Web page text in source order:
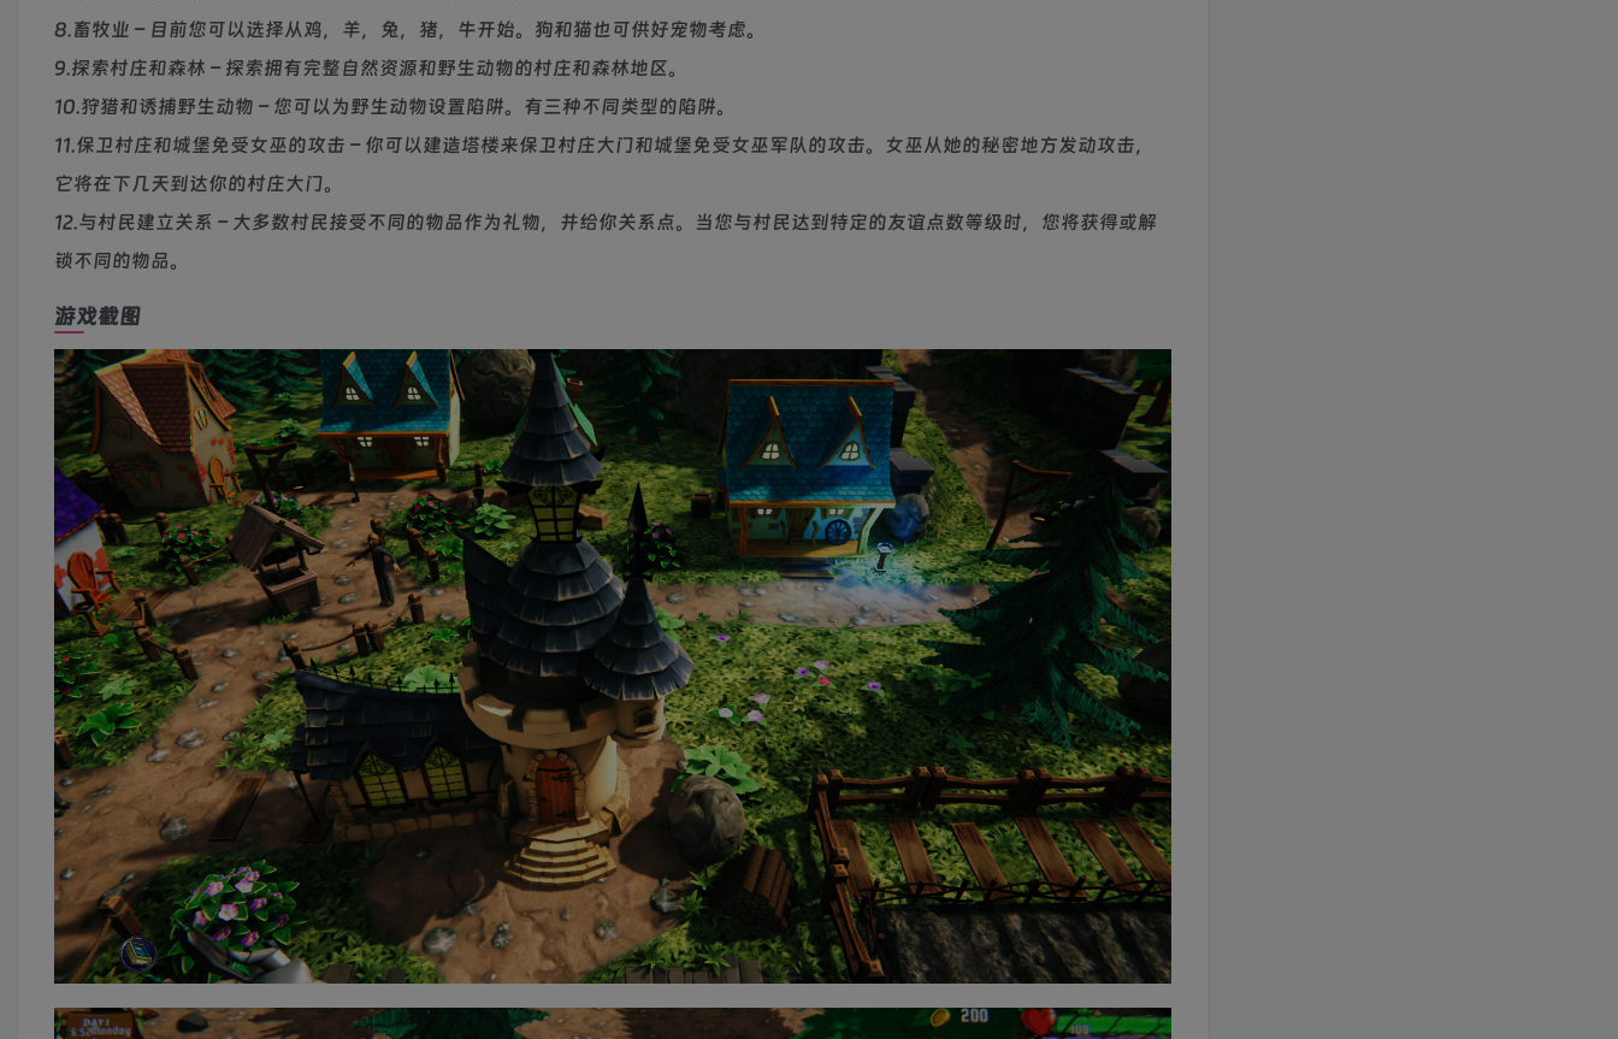
8.畜牧业 – 目前您可以选择从鸡，羊，兔，猪，牛开始。狗和猫也可供好宠物考虑。
9.探索村庄和森林 – 探索拥有完整自然资源和野生动物的村庄和森林地区。
10.狩猎和诱捕野生动物 – 您可以为野生动物设置陷阱。有三种不同类型的陷阱。
11.保卫村庄和城堡免受女巫的攻击 – 你可以建造塔楼来保卫村庄大门和城堡免受女巫军队的攻击。女巫从她的秘密地方发动攻击，
它将在下几天到达你的村庄大门。
12.与村民建立关系 – 大多数村民接受不同的物品作为礼物，并给你关系点。当您与村民达到特定的友谊点数等级时，您将获得或解
锁不同的物品。
游戏截图